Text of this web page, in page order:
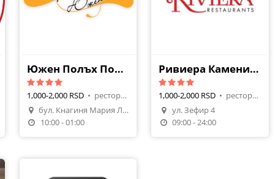
Южен Полъх Полиграфия
1,000-2,000 RSD •
ресторант, студена кухня
бул. Кнагиня Мария Луиза 72
10:00 - 01:00
Ривиера Каменица
1,000-2,000 RSD •
ресторант, българска кухня
ул. Зефир 4
09:00 - 24:00